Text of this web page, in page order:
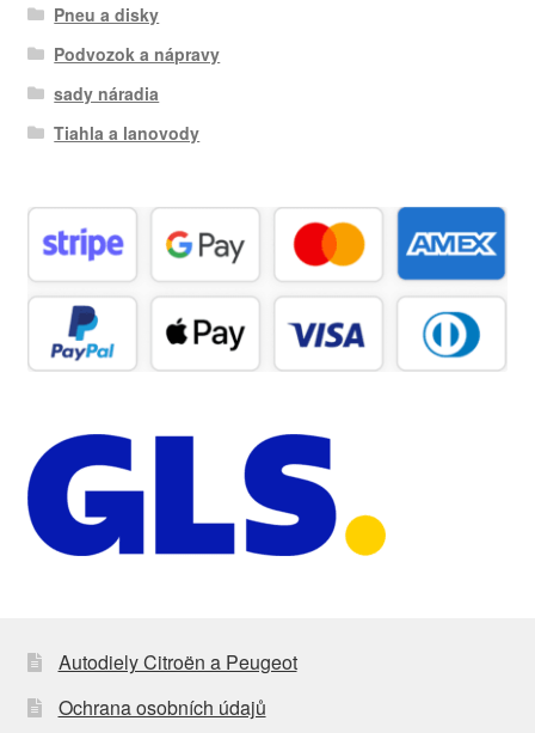
Pneu a disky
Podvozok a nápravy
sady náradia
Tiahla a lanovody
Autodiely Citroën a Peugeot
Ochrana osobních údajů